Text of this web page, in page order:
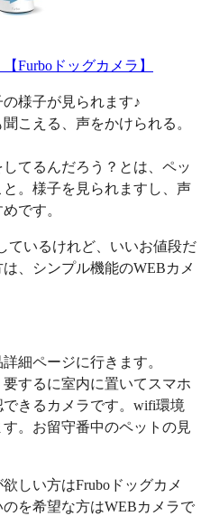
Furboドッグカメラ】
様子が見られます♪
こえる、声をかけられる。
てるんだろう？とは、ペッ
。様子を見られますし、声
です。
ているけれど、いいお値段だ
、シンプル機能のWEBカメ
細ページに行きます。
するに室内に置いてスマホ
きるカメラです。wifi環境
。お留守番中のペットの見
しい方はFruboドッグカメ
を希望な方はWEBカメラで